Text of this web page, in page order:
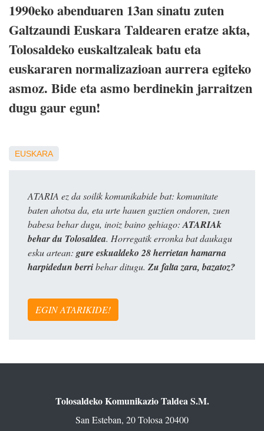
1990eko abenduaren 13an sinatu zuten
Galtzaundi Euskara Taldearen eratze akta,
Tolosaldeko euskaltzaleak batu eta
euskararen normalizazioan aurrera egiteko
asmoz. Bide eta asmo berdinekin jarraitzen
dugu gaur egun!
EUSKARA
ATARIA ez da soilik komunikabide bat: komunitate
baten ahotsa da, eta urte hauen guztien ondoren, zuen
babesa behar dugu, inoiz baino gehiago: ATARIAk
behar du Tolosaldea. Horregatik erronka bat daukagu
esku artean: gure eskualdeko 28 herrietan hamarna
harpidedun berribehar ditugu. Zu falta zara, bazatoz?
EGIN ATARIKIDE!
Tolosaldeko Komunikazio Taldea S.M.
San Esteban, 20 Tolosa 20400